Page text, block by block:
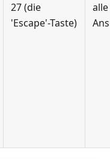
27 (die
'Escape'-Taste)
alle